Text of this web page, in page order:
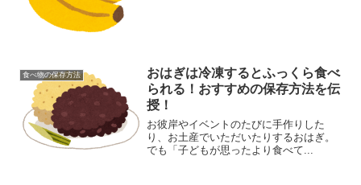
食べ物の保存方法
おはぎは冷凍するとふっくら食べ
られる！おすすめの保存方法を伝
授！
お彼岸やイベントのたびに手作りした
り、お土産でいただいたりするおはぎ。
でも「子どもが思ったより食べて...